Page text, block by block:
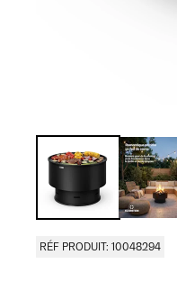
RÉF PRODUIT: 10048294